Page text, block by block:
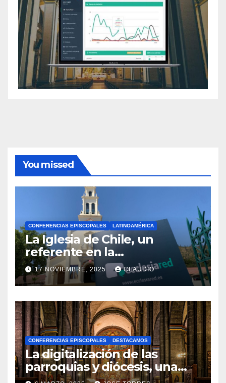
You missed
CONFERENCIAS EPISCOPALES LATINOAMÉRICA
La Iglesia de Chile, un
referente en la
transformación digital
gracias a Ecclesiared
17 NOVIEMBRE, 2025 CLAUDIO
N
O
H
A
Y
C
O
CONFERENCIAS EPISCOPALES DESTACAMOS
La digitalización de las
parroquias y diócesis, una
realidad ya para el futuro de